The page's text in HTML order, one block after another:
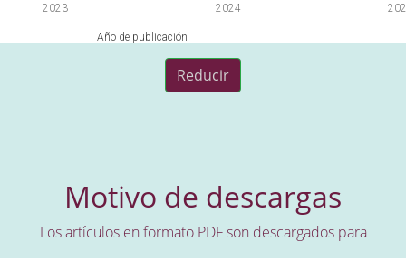
2023 2024
Año de publicación
Reducir
Motivo de descargas
Los artículos en formato PDF son descargados para